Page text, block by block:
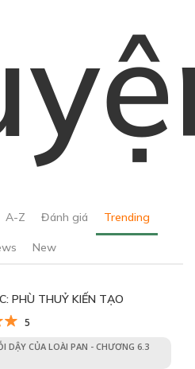
A-Z Đánh giá Trending
New
PHÙ THUỶ KIẾN TẠO
5
DẬY CỦA LOÀI PAN - CHƯƠNG 6.3